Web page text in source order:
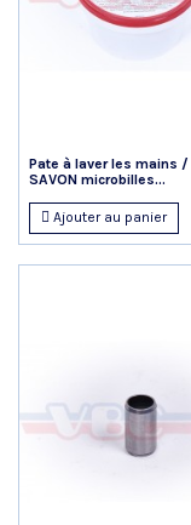
Pate à laver les mains /
SAVON microbilles...
Ajouter au panier